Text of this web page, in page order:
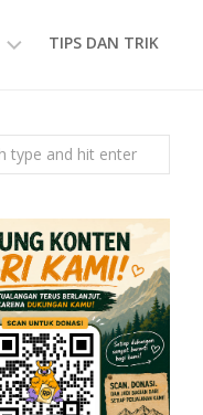
TIPS DAN TRIK